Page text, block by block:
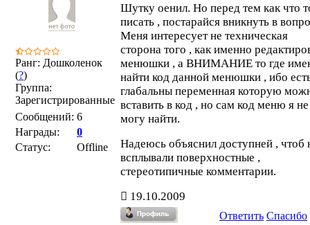
Ранг: Дошколенок
(?)
Группа:
Зарегистрированные
Сообщений: 6
Награды:
0
Статус:
Offline
Шутку оенил. Но перед тем как что
писать , постарайся вникнуть в
Меня интересует не техническая
сторона того , как именно
менюшки , а ВНИМАНИЕ то где
найти код данной менюшки , ибо
глабальны переменная которую
вставить в код , но сам код меню я не
могу найти.
Надеюсь объяснил доступней , чтоб
всплывали поверхностные ,
стереотипичные комментарии.
19.10.2009
Ответить Спасибо